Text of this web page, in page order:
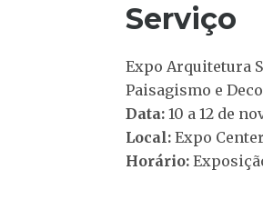
Serviço
Expo Arquitetura
Paisagismo e
Data: 10 a 12 de
Local: Expo
Horário: